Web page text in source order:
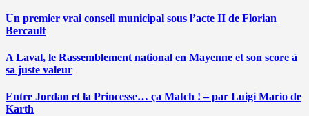
Un premier vrai conseil municipal sous l’acte II de Florian
Bercault
A Laval, le Rassemblement national en Mayenne et son score à
sa juste valeur
Entre Jordan et la Princesse… ça Match ! – par Luigi Mario de
Karth